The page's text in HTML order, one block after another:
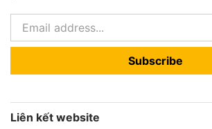
Subscribe
Liên kết website